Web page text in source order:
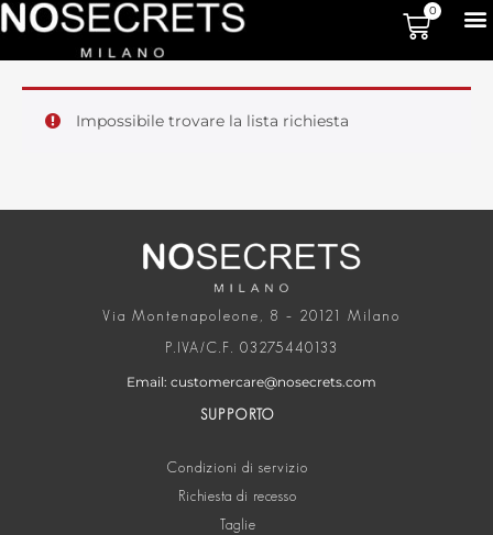
0
Impossibile trovare la lista richiesta
Via Montenapoleone, 8 – 20121 Milano
P.IVA/C.F. 03275440133
Email: customercare@nosecrets.com
SUPPORTO
Condizioni di servizio
Richiesta di recesso
Taglie